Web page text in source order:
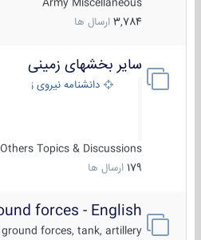
Army Miscellaneous
3,784 ارسال ها
سایر بخشهای زمینی
دانشنامه نیروی زمینی
Others Topics & Discussions
179 ارسال ها
forces - English
ground forces, tank, artillery ...